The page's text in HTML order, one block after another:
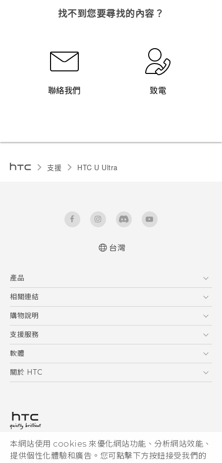
本網站使用 cookies 來優化網站功能、分析網站效能、
提供個性化體驗和廣告。您可點擊下方按鈕接受我們的
找不到您要尋找的內容？
聯絡我們 致電
支援 HTC U Ultra‎
台灣
產品
5G
智慧型手機
配件
相關連結
HTC Research
購物說明
購物須知
訂單管理
付款方式
支援服務
到府收送維修服務
服務中心資訊
客戶服務佈告欄
軟體
應用程式
HTC Sync Manager
關於 HTC
投資人
隱私權政策
© 2011-2026 HTC Corporation
HTC 法律文件